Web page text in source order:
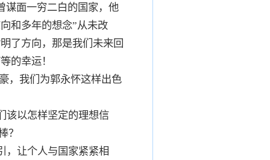
谋面一穷二白的国家，他
和多年的想念”从未改
了方向，那是我们未来回
的幸运！
，我们为郭永怀这样出色
该以怎样坚定的理想信
？
，让个人与国家紧紧相